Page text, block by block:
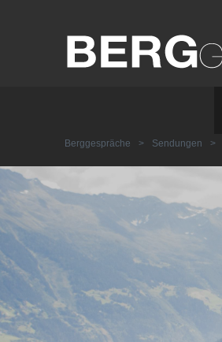
Berggespräche > Sendungen >